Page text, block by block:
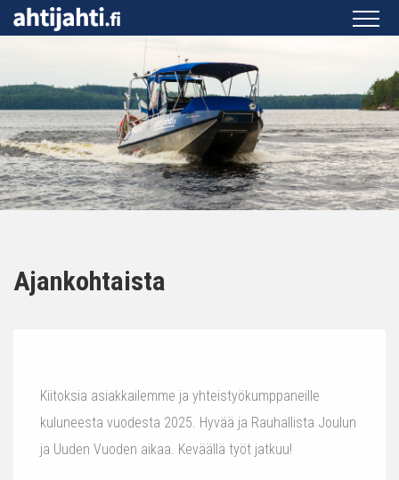
Ajankohtaista
Kiitoksia asiakkailemme ja yhteistyökumppaneille
kuluneesta vuodesta 2025. Hyvää ja Rauhallista Joulun
ja Uuden Vuoden aikaa. Keväällä työt jatkuu!